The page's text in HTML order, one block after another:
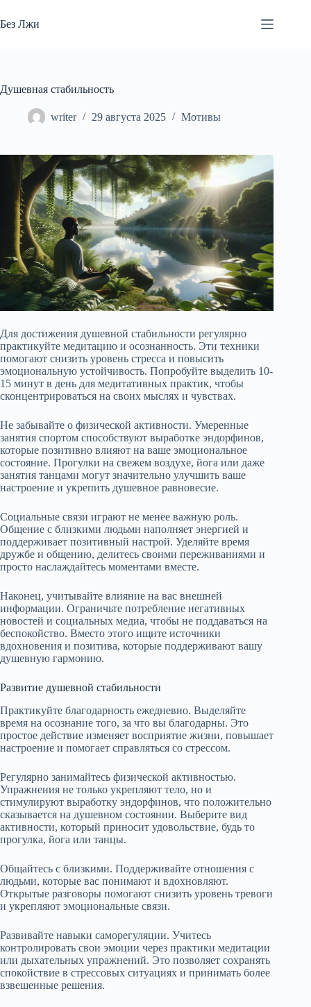
к
сути
Без Лжи
Душевная стабильность
writer 29 августа 2025 Мотивы
Для достижения душевной стабильности регулярно
практикуйте медитацию и осознанность. Эти техники
помогают снизить уровень стресса и повысить
эмоциональную устойчивость. Попробуйте выделить 10-
15 минут в день для медитативных практик, чтобы
сконцентрироваться на своих мыслях и чувствах.
Не забывайте о физической активности. Умеренные
занятия спортом способствуют выработке эндорфинов,
которые позитивно влияют на ваше эмоциональное
состояние. Прогулки на свежем воздухе, йога или даже
занятия танцами могут значительно улучшить ваше
настроение и укрепить душевное равновесие.
Социальные связи играют не менее важную роль.
Общение с близкими людьми наполняет энергией и
поддерживает позитивный настрой. Уделяйте время
дружбе и общению, делитесь своими переживаниями и
просто наслаждайтесь моментами вместе.
Наконец, учитывайте влияние на вас внешней
информации. Ограничьте потребление негативных
новостей и социальных медиа, чтобы не поддаваться на
беспокойство. Вместо этого ищите источники
вдохновения и позитива, которые поддерживают вашу
душевную гармонию.
Развитие душевной стабильности
Практикуйте благодарность ежедневно. Выделяйте
время на осознание того, за что вы благодарны. Это
простое действие изменяет восприятие жизни, повышает
настроение и помогает справляться со стрессом.
Регулярно занимайтесь физической активностью.
Упражнения не только укрепляют тело, но и
стимулируют выработку эндорфинов, что положительно
сказывается на душевном состоянии. Выберите вид
активности, который приносит удовольствие, будь то
прогулка, йога или танцы.
Общайтесь с близкими. Поддерживайте отношения с
людьми, которые вас понимают и вдохновляют.
Открытые разговоры помогают снизить уровень тревоги
и укрепляют эмоциональные связи.
Развивайте навыки саморегуляции. Учитесь
контролировать свои эмоции через практики медитации
или дыхательных упражнений. Это позволяет сохранять
спокойствие в стрессовых ситуациях и принимать более
взвешенные решения.